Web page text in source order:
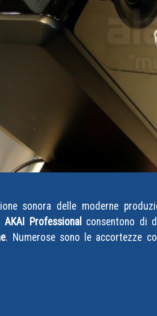
sonora delle moderne
AKAI Professional consentono di
. Numerose sono le accortezze